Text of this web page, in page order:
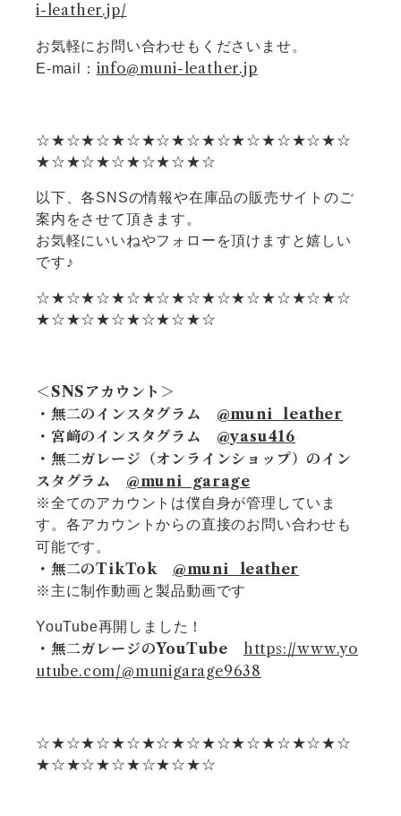
i-leather.jp/
お気軽にお問い合わせもくださいませ。
E-mail： info@muni-leather.jp
☆★☆★☆★☆★☆★☆★☆★☆★☆★☆★☆
★☆★☆★☆★☆★☆★☆
以下、各SNSの情報や在庫品の販売サイトのご
案内をさせて頂きます。
お気軽にいいねやフォローを頂けますと嬉しい
です♪
☆★☆★☆★☆★☆★☆★☆★☆★☆★☆★☆
★☆★☆★☆★☆★☆★☆
＜SNSアカウント＞
・無二のインスタグラム @muni_leather
・宮﨑のインスタグラム @yasu416
・無二ガレージ（オンラインショップ）のイン
スタグラム @muni_garage
※全てのアカウントは僕自身が管理していま
す。各アカウントからの直接のお問い合わせも
可能です。
・無二のTikTok @muni_leather
※主に制作動画と製品動画です
YouTube再開しました！
・無二ガレージのYouTube
https://www.yo
utube.com/@munigarage9638
☆★☆★☆★☆★☆★☆★☆★☆★☆★☆★☆
★☆★☆★☆★☆★☆★☆